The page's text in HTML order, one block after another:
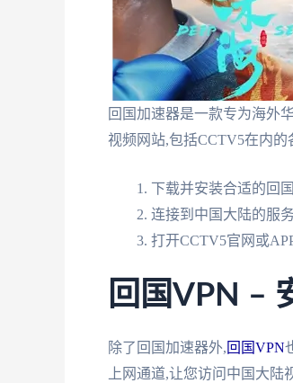
回国加速器是一款专为海外
视频网站,包括CCTV5在内
下载并安装合适的回
连接到中国大陆的服务
打开CCTV5官网或
回国VPN –
除了回国加速器外,回国VPN
上网通道,让您访问中国大